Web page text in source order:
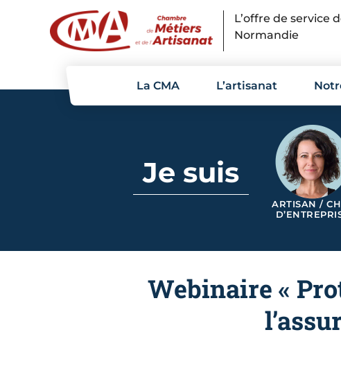
L’offre de service
Normandie
La CMA L’artisanat
Je suis
ARTISAN /
Webinaire «
Panneau de gestion des cookies